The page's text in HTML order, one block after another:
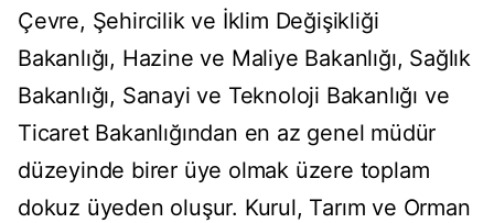
Çevre, Şehircilik ve İklim Değişikliği
Bakanlığı, Hazine ve Maliye Bakanlığı, Sağlık
Bakanlığı, Sanayi ve Teknoloji Bakanlığı ve
Ticaret Bakanlığından en az genel müdür
düzeyinde birer üye olmak üzere toplam
dokuz üyeden oluşur. Kurul, Tarım ve Orman